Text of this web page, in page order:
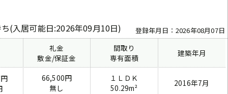
(入居可能日:2026年09月10日) 登録年月日：2026年08月07日
礼金
敷金/保証金
間取り
専有面積
建築年月
66,500円
無し
１ＬＤＫ
50.29m²
2016年7月